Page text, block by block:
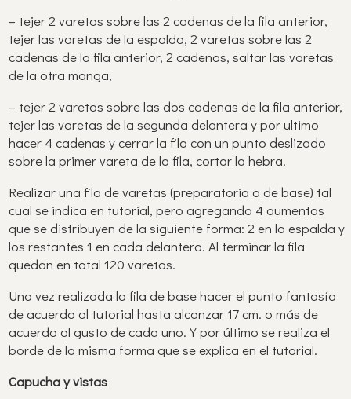
– tejer 2 varetas sobre las 2 cadenas de la fila anterior,
tejer las varetas de la espalda, 2 varetas sobre las 2
cadenas de la fila anterior, 2 cadenas, saltar las varetas
de la otra manga,
– tejer 2 varetas sobre las dos cadenas de la fila anterior,
tejer las varetas de la segunda delantera y por ultimo
hacer 4 cadenas y cerrar la fila con un punto deslizado
sobre la primer vareta de la fila, cortar la hebra.
Realizar una fila de varetas (preparatoria o de base) tal
cual se indica en tutorial, pero agregando 4 aumentos
que se distribuyen de la siguiente forma: 2 en la espalda y
los restantes 1 en cada delantera. Al terminar la fila
quedan en total 120 varetas.
Una vez realizada la fila de base hacer el punto fantasía
de acuerdo al tutorial hasta alcanzar 17 cm. o más de
acuerdo al gusto de cada uno. Y por último se realiza el
borde de la misma forma que se explica en el tutorial.
Capucha y vistas